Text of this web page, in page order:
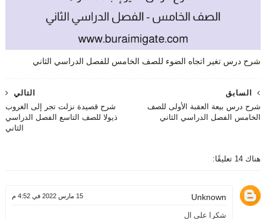
شرح درس تغير اتجاه الضوء للصف الخامس للفصل الدراسي الثاني
التالي
شرح قصيدة نزلت تجر إلى الغروب
ذيولا للصف التاسع الفصل الدراسي
الثاني
السابق
شرح درس بيعة العقبة الأولى للصف
الخامس الفصل الدراسي الثاني
هناك 14 تعليقًا:
Unknown 15 مارس 2022 في 4:52 م
شكرا على ال